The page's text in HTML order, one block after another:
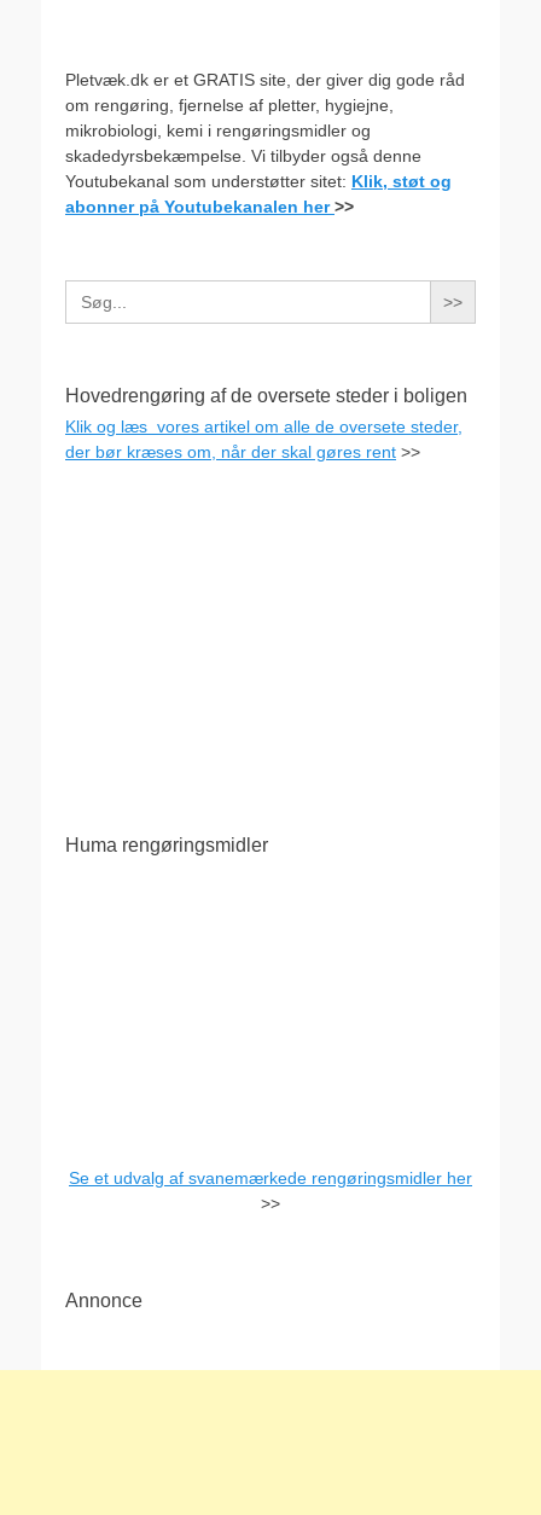
Pletvæk.dk er et GRATIS site, der giver dig gode råd
om rengøring, fjernelse af pletter, hygiejne,
mikrobiologi, kemi i rengøringsmidler og
skadedyrsbekæmpelse. Vi tilbyder også denne
Youtubekanal som understøtter sitet: Klik, støt og
abonner på Youtubekanalen her>>
Search
for:
Hovedrengøring af de oversete steder i boligen
Klik og læs vores artikel om alle de oversete steder,
der bør kræses om, når der skal gøres rent >>
Huma rengøringsmidler
Se et udvalg af svanemærkede rengøringsmidler her
>>
Annonce